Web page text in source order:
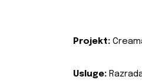
Projekt:
Usluge: